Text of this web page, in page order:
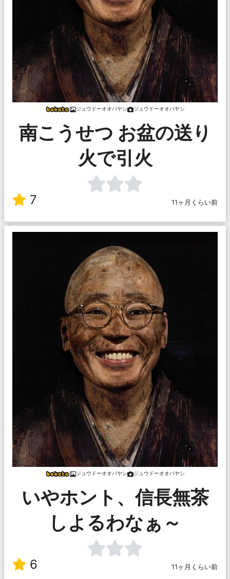
ジュウドーオオバヤシ ジュウドーオオバヤシ
南こうせつ お盆の送り
火で引火
7 11ヶ月くらい前
ジュウドーオオバヤシ ジュウドーオオバヤシ
いやホント、信長無茶
しよるわなぁ～
6 11ヶ月くらい前